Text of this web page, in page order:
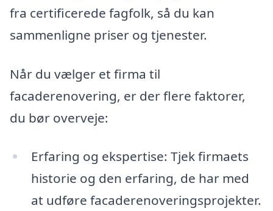
fra certificerede fagfolk, så du kan
sammenligne priser og tjenester.
Når du vælger et firma til
facaderenovering, er der flere faktorer,
du bør overveje:
Erfaring og ekspertise: Tjek firmaets
historie og den erfaring, de har med
at udføre facaderenoveringsprojekter.